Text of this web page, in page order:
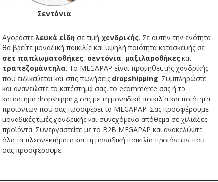
Αγοράστε λευκά είδη σε τιμή χονδρικής. Σε αυτήν την ενότητα
θα βρείτε μοναδική ποικιλία και υψηλή ποιότητα κατασκευής σε
σετ παπλωματοθήκες, σεντόνια, μαξιλαροθήκες και
τραπεζομάντηλα. Το MEGAPAP είναι προμηθευτής χονδρικής
που ειδικεύεται και στις πωλήσεις dropshipping. Συμπληρώστε
και ανανεώστε το κατάστημά σας, το ecommerce σας ή το
κατάστημα dropshipping σας με τη μοναδική ποικιλία και ποιότητα
προϊόντων που σας προσφέρει το MEGAPAP. Σας προσφέρουμε
μοναδικές τιμές χονδρικής και συνεχόμενο απόθεμα σε χιλιάδες
προϊόντα. Συνεργαστείτε με το B2B MEGAPAP και ανακαλύψτε
όλα τα πλεονεκτήματα και τη μοναδική ποικιλία προϊόντων που
σας προσφέρουμε.
Σεντόνια